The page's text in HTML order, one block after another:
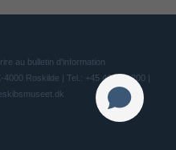
au bulletin d'information
Roskilde | Tel.: +45 46 300 200 |